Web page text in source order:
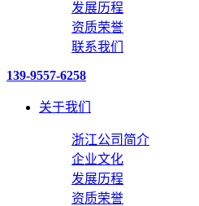
发展历程
资质荣誉
联系我们
139-9557-6258
关于我们
浙江公司简介
企业文化
发展历程
资质荣誉